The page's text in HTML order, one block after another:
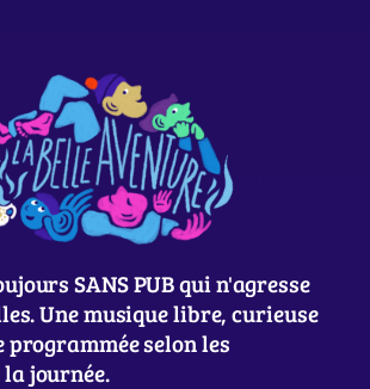
SANS PUB qui n'agresse
Une musique libre, curieuse
programmée selon les
journée.